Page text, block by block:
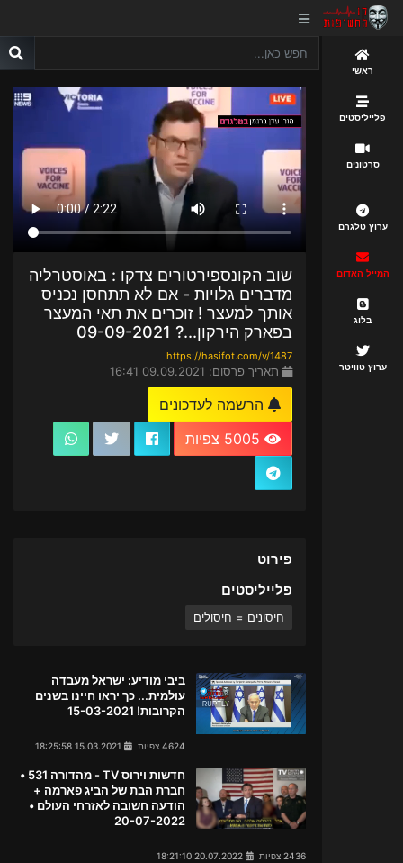
ראשי
פלייליסטים
סרטונים
ערוץ טלגרם
המייל האדום
בלוג
ערוץ טוויטר
שוב הקונספירטורים צדקו : באוסטרליה
מדברים גלויות - אם לא תתחסן נכניס
אותך למעצר ! זוכרים את תאי המעצר
בפארק הירקון...? 09-09-2021
https://hasifot.com/v/1487
תאריך פרסום: 09.09.2021 16:41
הרשמה לעדכונים
פירוט
פלייליסטים
חיסונים = חיסולים
ביבי מודיע: ישראל מעבדה
עולמית... כך יראו חיינו בשנים
הקרובות! 15-03-2021
4624 צפיות
חדשות וירוס TV - מהדורה 531 •
חברת הבת של הביג פארמה +
הודעה חשובה לאזרחי העולם •
20-07-2022
2436 צפיות